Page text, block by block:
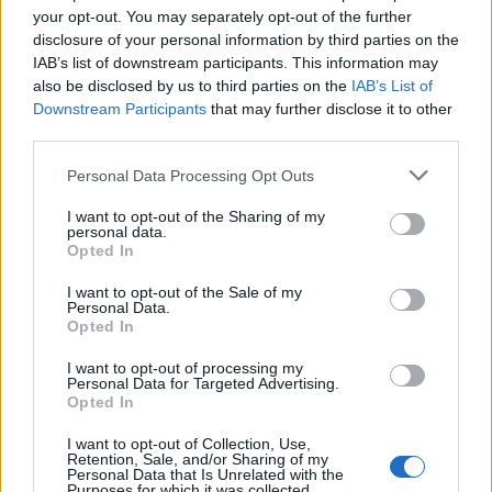
your opt-out. You may separately opt-out of the further
disclosure of your personal information by third parties on the
IAB’s list of downstream participants. This information may
also be disclosed by us to third parties on the IAB’s List of
Downstream Participants that may further disclose it to other
Personal Data Processing Opt Outs
I want to opt-out of the Sharing of my
personal data.
Opted In
I want to opt-out of the Sale of my
Personal Data.
Opted In
I want to opt-out of processing my
Personal Data for Targeted Advertising.
Opted In
I want to opt-out of Collection, Use,
Retention, Sale, and/or Sharing of my
Personal Data that Is Unrelated with the
Damaskut lë 2 të vdekur
dhe 13 të plagosur
shpërthimi i një minibusi
pranë Damaskut
Ceuta përballet me krizë
të rëndë humanitare, hyrja
dy ditë ndez përplasjet
politike në Spanjë
Profesori i Kembrixhit
dhe pasaktësi akademike
Sllovakia përballet me
Dy tramvaje përplasen në